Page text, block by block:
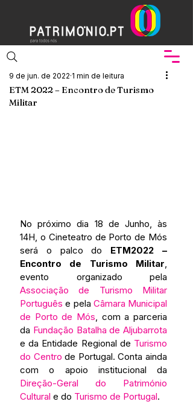
ETM 2022 – Encontro de Turismo
Militar
9 de jun. de 2022 1 min de leitura
No próximo dia 18 de Junho, às
14H, o Cineteatro de Porto de Mós
será o palco do ETM2022 –
Encontro de Turismo Militar
Associação de Turismo Militar
Português e pela Câmara Municipal
de Porto de Mós , com a parceria
da Fundação Batalha de Aljubarrota
e da Entidade Regional de Turismo
do Centro de Portugal. Conta ainda
Direção-Geral do Património
Cultural e do Turismo de Portugal.